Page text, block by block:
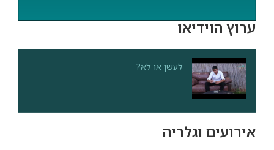
הוידיאו
לעשן או לא?
וגלריה